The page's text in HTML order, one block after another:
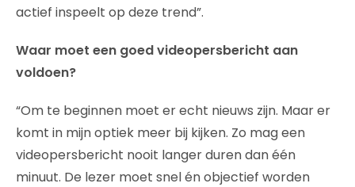
actief inspeelt op deze trend”.
Waar moet een goed videopersbericht aan
voldoen?
“Om te beginnen moet er echt nieuws zijn. Maar er
komt in mijn optiek meer bij kijken. Zo mag een
videopersbericht nooit langer duren dan één
minuut. De lezer moet snel én objectief worden